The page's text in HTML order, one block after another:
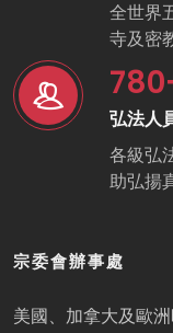
全世界
寺及密
780
弘法人
各級弘
助弘揚
宗委會辦事處
美國、加拿大及歐洲